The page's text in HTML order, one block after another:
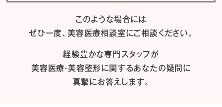
このような場合には
ぜひ一度、美容医療相談室にご相談ください。
経験豊かな専門スタッフが
美容医療・美容整形に関するあなたの疑問に
真摯にお答えします。